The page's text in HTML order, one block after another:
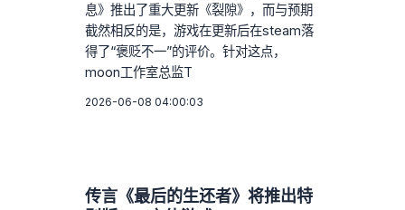
息》推出了重大更新《裂隙》，而与预期
截然相反的是，游戏在更新后在steam落
得了“褒贬不一”的评价。针对这点，
moon工作室总监T
2026-06-08 04:00:03
传言《最后的生还者》将推出特